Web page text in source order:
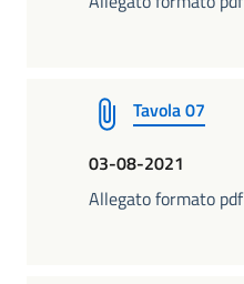
Tavola 07
03-08-2021
Allegato formato pdf